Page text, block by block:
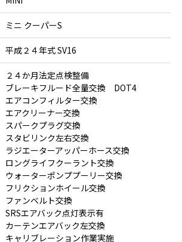
ミニ クーパーS
平成２４年式 SV16
２４か月法定点検整備
ブレーキフルード全量交換 DOT4
エアコンフィルター交換
エアクリーナー交換
スパークプラグ交換
スタビリンク左右交換
ラジエーターアッパーホース交換
ロングライフクーラント交換
ウォーターポンププーリー交換
フリクションホイール交換
ファンベルト交換
SRSエアバック点灯表示有
カーテンエアバック左交換
キャリブレーション作業実施